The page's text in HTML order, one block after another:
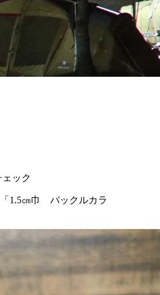
ック
「1.5㎝巾 バックルカラ